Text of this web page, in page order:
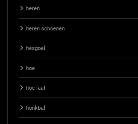
heren
heren schoenen
hesgoal
hoe
hoe laat
honkbal